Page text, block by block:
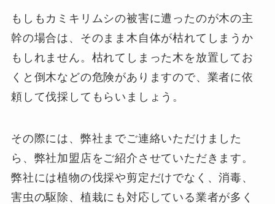
もしもカミキリムシの被害に遭ったのが木の主
幹の場合は、そのまま木自体が枯れてしまうか
もしれません。枯れてしまった木を放置してお
くと倒木などの危険がありますので、業者に依
頼して伐採してもらいましょう。
その際には、弊社までご連絡いただけました
ら、弊社加盟店をご紹介させていただきます。
弊社には植物の伐採や剪定だけでなく、消毒、
害虫の駆除、植栽にも対応している業者が多く